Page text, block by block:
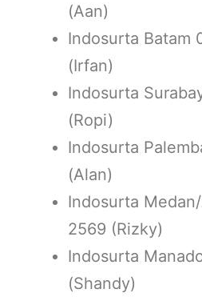
(Aan)
Indosurta Batam
(Irfan)
Indosurta
(Ropi)
Indosurta
(Alan)
Indosurta
2569 (Rizky)
Indosurta
(Shandy)